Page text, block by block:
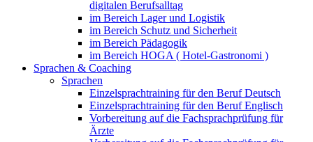
digitalen Berufsalltag
im Bereich Lager und Logistik
im Bereich Schutz und Sicherheit
im Bereich Pädagogik
im Bereich HOGA ( Hotel-Gastronomi )
Sprachen & Coaching
Sprachen
Einzelsprachtraining für den Beruf Deutsch
Einzelsprachtraining für den Beruf Englisch
Vorbereitung auf die Fachsprachprüfung für
Ärzte